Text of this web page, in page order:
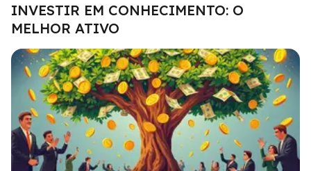
INVESTIR EM CONHECIMENTO: O
MELHOR ATIVO